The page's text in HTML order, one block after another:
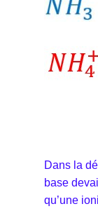
Dans la
base
qu’une